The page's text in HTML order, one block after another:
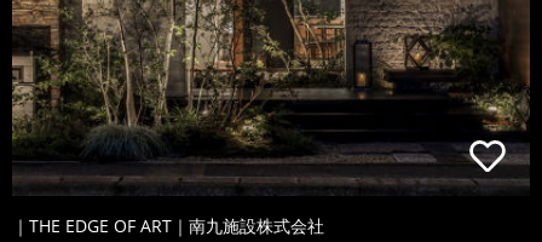
｜THE EDGE OF ART｜南九施設株式会社